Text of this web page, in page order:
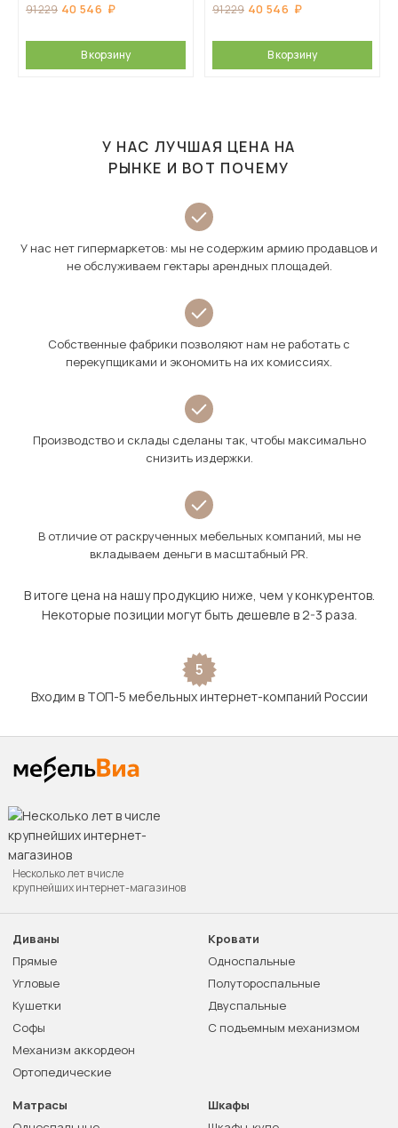
91 229 40 546
В корзину
91 229 40 546
В корзину
У НАС ЛУЧШАЯ ЦЕНА НА
РЫНКЕ И ВОТ ПОЧЕМУ
У нас нет гипермаркетов: мы не содержим армию продавцов и
не обслуживаем гектары арендных площадей.
Собственные фабрики позволяют нам не работать с
перекупщиками и экономить на их комиссиях.
Производство и склады сделаны так, чтобы максимально
снизить издержки.
В отличие от раскрученных мебельных компаний, мы не
вкладываем деньги в масштабный PR.
В итоге цена на нашу продукцию ниже, чем у конкурентов.
Некоторые позиции могут быть дешевле в 2-3 раза.
5
Входим в ТОП-5 мебельных интернет-компаний России
Несколько лет в числе
крупнейших интернет-магазинов
Диваны
Прямые
Угловые
Кушетки
Софы
Механизм аккордеон
Ортопедические
Кровати
Односпальные
Полутороспальные
Двуспальные
С подъемным механизмом
Матрасы
Шкафы